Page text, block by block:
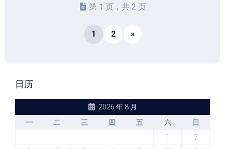
第 1 页，共 2 页
1 2 »
日历
2026 年 8 月
一
二 三 四 五 六
日
1
2